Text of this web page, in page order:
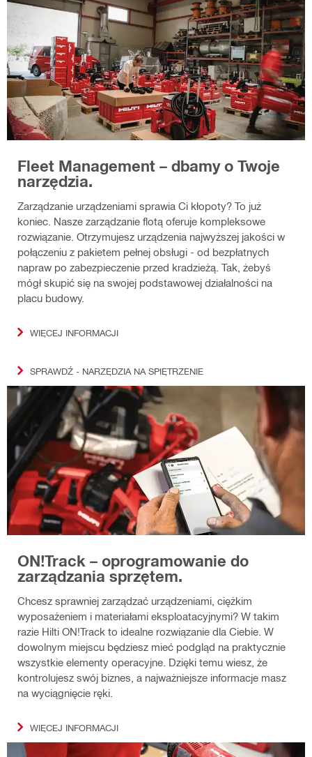
Fleet Management – dbamy o Twoje
narzędzia.
Zarządzanie urządzeniami sprawia Ci kłopoty? To już
koniec. Nasze zarządzanie flotą oferuje kompleksowe
rozwiązanie. Otrzymujesz urządzenia najwyższej jakości w
połączeniu z pakietem pełnej obsługi - od bezpłatnych
napraw po zabezpieczenie przed kradzieżą. Tak, żebyś
mógł skupić się na swojej podstawowej działalności na
placu budowy.
WIĘCEJ INFORMACJI
SPRAWDŹ - NARZĘDZIA NA SPIĘTRZENIE
ON!Track – oprogramowanie do
zarządzania sprzętem.
Chcesz sprawniej zarządzać urządzeniami, ciężkim
wyposażeniem i materiałami eksploatacyjnymi? W takim
razie Hilti ON!Track to idealne rozwiązanie dla Ciebie. W
dowolnym miejscu będziesz mieć podgląd na praktycznie
wszystkie elementy operacyjne. Dzięki temu wiesz, że
kontrolujesz swój biznes, a najważniejsze informacje masz
na wyciągnięcie ręki.
WIĘCEJ INFORMACJI